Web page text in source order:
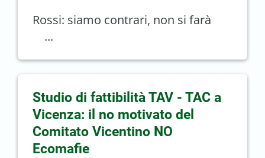
Rossi: siamo contrari, non si farà
...
Studio di fattibilità TAV - TAC a
Vicenza: il no motivato del
Comitato Vicentino NO
Ecomafie